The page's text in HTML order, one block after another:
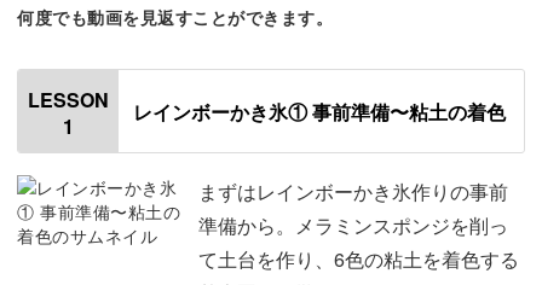
成形から着色まで、素材の特性を活かしたテクニックをひ
かき氷の透明感、すいかのシャリシャリ感も、身近な道具
で表現。
何度でも動画を見返すことができます。
LESSON
1
レインボーかき氷① 事前準備〜粘土の着色
まずはレインボーかき氷作りの事前
準備から。メラミンスポンジを削っ
て土台を作り、6色の粘土を着色する